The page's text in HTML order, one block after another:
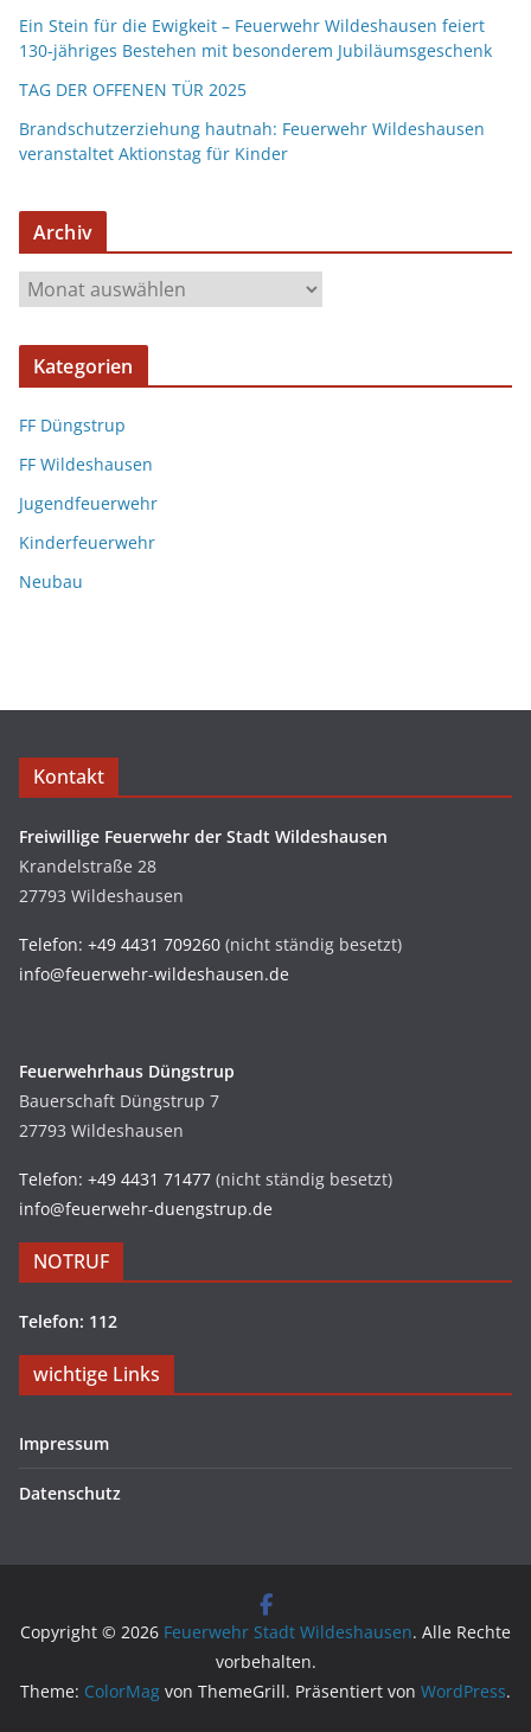
Ein Stein für die Ewigkeit – Feuerwehr Wildeshausen feiert
130-jähriges Bestehen mit besonderem Jubiläumsgeschenk
TAG DER OFFENEN TÜR 2025
Brandschutzerziehung hautnah: Feuerwehr Wildeshausen
veranstaltet Aktionstag für Kinder
Archiv
Kategorien
FF Düngstrup
FF Wildeshausen
Jugendfeuerwehr
Kinderfeuerwehr
Neubau
Kontakt
Freiwillige Feuerwehr der Stadt Wildeshausen
Krandelstraße 28
27793 Wildeshausen
Telefon: +49 4431 709260 (nicht ständig besetzt)
info@feuerwehr-wildeshausen.de
Feuerwehrhaus Düngstrup
Bauerschaft Düngstrup 7
27793 Wildeshausen
Telefon: +49 4431 71477 (nicht ständig besetzt)
info@feuerwehr-duengstrup.de
NOTRUF
Telefon: 112
wichtige Links
Impressum
Datenschutz
Copyright © 2026 Feuerwehr Stadt Wildeshausen. Alle Rechte
vorbehalten.
Theme: ColorMag von ThemeGrill. Präsentiert von WordPress.